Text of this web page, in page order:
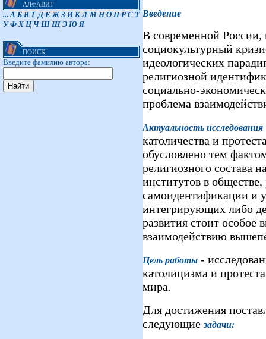
АЛФАВИТ
... А Б В Г Д Е Ж З И К Л М Н О П Р С Т
У Ф Х Ц Ч Ш Щ Э Ю Я
ПОИСК
Введите фамилию автора:
Введение
В современной
социокультурный
идеологических
религиозной
социально-
проблема
Актуальность исследования
католичества и
обусловлено тем
религиозного состава
институтов в
самоидентификации и
интегрирующих либо
развития стоит особое
взаимодействию
Цель работы -
католицизма и
мира.
Для достижения
следующие задачи: